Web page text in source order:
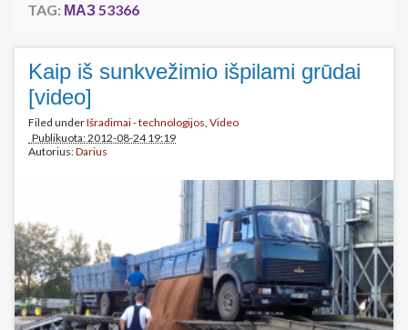
TAG: МАЗ 53366
Kaip iš sunkvežimio išpilami grūdai
[video]
Filed underIšradimai - technologijos, Video
Publikuota: 2012-08-24 19:19
Autorius:Darius